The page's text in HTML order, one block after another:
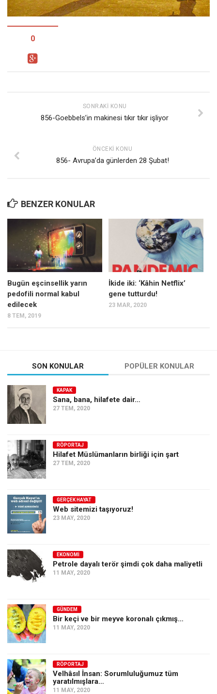
Facebook
Editörden
Yvonne Ridley
Leyla Şerif Emin
Selçuk Türkyılmaz
Mehmet Ali Tekin
Abir E. Nahas
Amina S. Jenenkovic
Bağdagül Öz
Esra Elönü
» Yazar arşivi
Kategoriler
Kitap
Karisi kitap sualleri
Ekonomi
Spor
Manzara
Sağlık
Gıda-Beslenme
Hayat
Siyaset
Dünya
Asya
Afrika
Avustralya
Tarih
0
SONRAKI KONU
856-Goebbels’in makinesi tıkır tıkır işliyor
ÖNCEKI KONU
856- Avrupa’da günlerden 28 Şubat!
BENZER KONULAR
Bugün eşcinsellik yarın
pedofili normal kabul
edilecek
8 TEM, 2019
İkide iki: ‘Kâhin Netflix’
gene tutturdu!
23 MAR, 2020
SON KONULAR POPÜLER KONULAR
KAPAK
Sana, bana, hilafete dair…
27 TEM, 2020
RÖPORTAJ
Hilafet Müslümanların birliği için şart
27 TEM, 2020
GERÇEK HAYAT
Web sitemizi taşıyoruz!
23 MAY, 2020
EKONOMI
Petrole dayalı terör şimdi çok daha maliyetli
11 MAY, 2020
GÜNDEM
Bir keçi ve bir meyve koronalı çıkmış…
11 MAY, 2020
RÖPORTAJ
Velhâsıl İnsan: Sorumluluğumuz tüm
yaratılmışlara…
11 MAY, 2020